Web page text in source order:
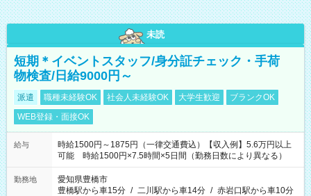
未読
短期＊イベントスタッフ/身分証チェック・手荷
物検査/日給9000円～
派遣 職種未経験OK 社会人未経験OK 大学生歓迎
ブランクOK
WEB登録・面接OK
給与
時給1500円～1875円（一律交通費込）【収入例】5.6万円以上
可能 時給1500円×7.5時間×5日間（勤務日数により異なる）
勤務地
愛知県豊橋市
豊橋駅から車15分 / 二川駅から車14分 / 赤岩口駅から車10分